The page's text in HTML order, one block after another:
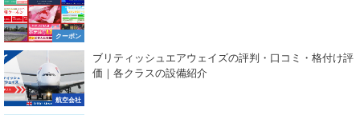
クーポン
航空会社
ブリティッシュエアウェイズの評判・口コミ・格付け評
価｜各クラスの設備紹介